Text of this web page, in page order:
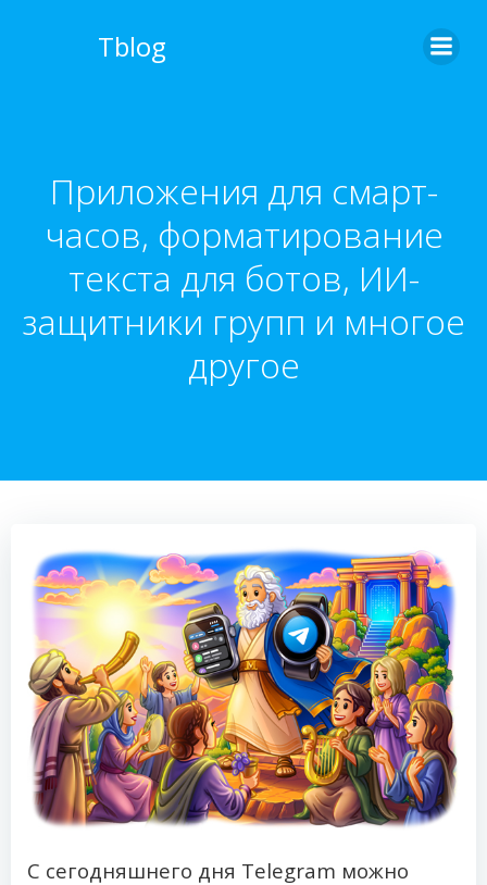
Tblog
Приложения для смарт-
часов, форматирование
текста для ботов, ИИ-
защитники групп и многое
другое
С сегодняшнего дня Telegram можно